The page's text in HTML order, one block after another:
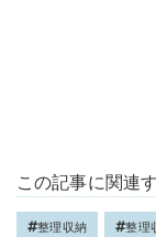
この記事に関連
整理収納 整理